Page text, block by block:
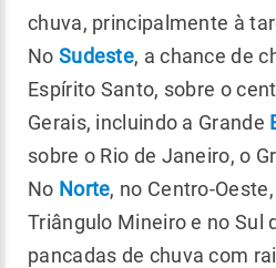
chuva, principalmente à
No Sudeste, a chance de
Espírito Santo, sobre o
Gerais, incluindo a Grande
sobre o Rio de Janeiro, o
No Norte, no Centro-
Triângulo Mineiro e no Sul
pancadas de chuva com